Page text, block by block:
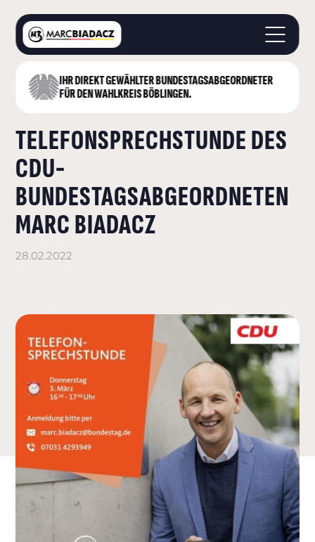
IHR DIREKT GEWÄHLTER BUNDESTAGS­ABGEORDNETER
FÜR DEN WAHLKREIS BÖBLINGEN.
STARTSEITE
LANDKREIS BÖBLINGEN
DEUTSCHER BUNDESTAG
KONTAKT
TELEFONSPRECHSTUNDE DES
CDU-
BUNDESTAGSABGEORDNETEN
MARC BIADACZ
28.02.2022